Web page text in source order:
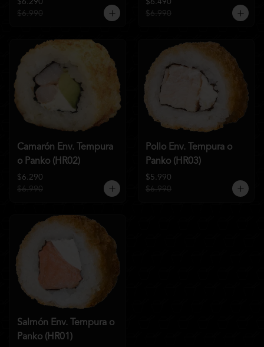
$6.290
$6.990
$6.490
$6.990
Camarón Env. Tempura
o Panko (HR02)
$6.290
$6.990
Pollo Env. Tempura o
Panko (HR03)
$5.990
$6.990
Salmón Env. Tempura o
Panko (HR01)